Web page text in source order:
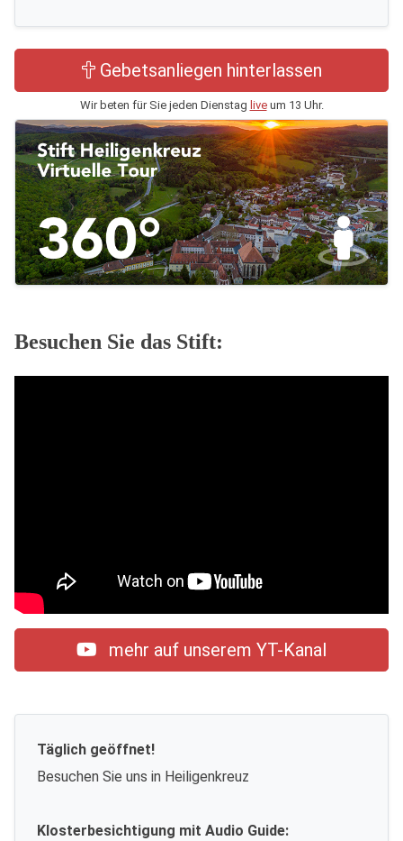
Gebetsanliegen hinterlassen
Wir beten für Sie jeden Dienstag liveum 13 Uhr.
Besuchen Sie das Stift:
mehr auf unserem YT-Kanal
Täglich geöffnet!
Besuchen Sie uns in Heiligenkreuz
Klosterbesichtigung mit Audio Guide: